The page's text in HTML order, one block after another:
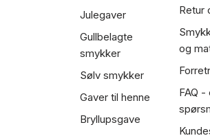
Julegaver
Gullbelagte
smykker
Sølv smykker
Gaver til henne
Bryllupsgave
Retur
og
FAQ